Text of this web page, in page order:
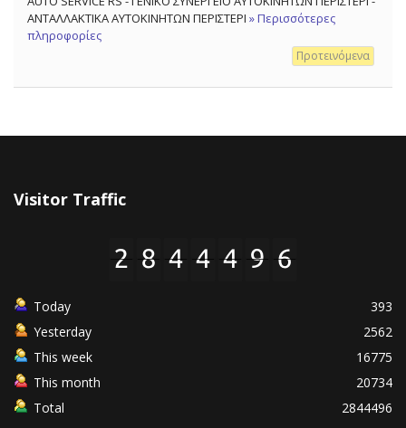
ΑΝΤΑΛΛΑΚΤΙΚΑ ΑΥΤΟΚΙΝΗΤΩΝ ΠΕΡΙΣΤΕΡΙ » Περισσότερες
πληροφορίες
Προτεινόμενα
Visitor Traffic
Today
393
Yesterday
2562
This week
16775
This month
20734
Total
2844496